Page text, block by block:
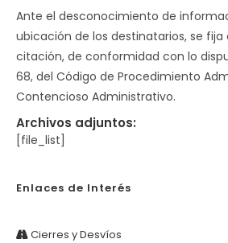
Ante el desconocimiento de
ubicación de los destinatarios, se fija
citación, de conformidad con lo
68, del Código de Procedimiento
Contencioso Administrativo.
Archivos adjuntos:
[file_list]
Enlaces de Interés
Cierres y Desvíos